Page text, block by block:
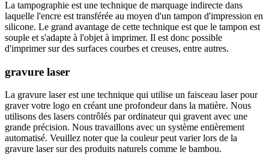
La tampographie est une technique de marquage indirecte dans
laquelle l'encre est transférée au moyen d'un tampon d'impression en
silicone. Le grand avantage de cette technique est que le tampon est
souple et s'adapte à l'objet à imprimer. Il est donc possible
d'imprimer sur des surfaces courbes et creuses, entre autres.
gravure laser
La gravure laser est une technique qui utilise un faisceau laser pour
graver votre logo en créant une profondeur dans la matière. Nous
utilisons des lasers contrôlés par ordinateur qui gravent avec une
grande précision. Nous travaillons avec un système entièrement
automatisé. Veuillez noter que la couleur peut varier lors de la
gravure laser sur des produits naturels comme le bambou.